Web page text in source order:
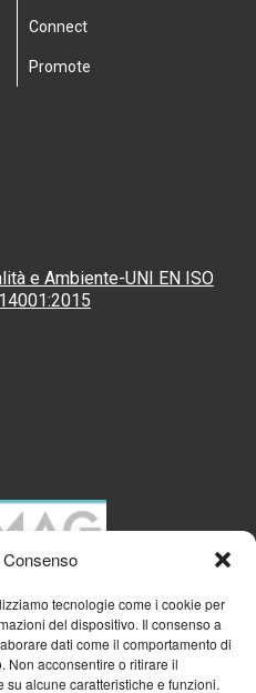
tecnologie come i cookie per
del dispositivo. Il consenso a
dati come il comportamento di
Non acconsentire o ritirare il
alcune caratteristiche e funzioni.
Connect
Promote
e Ambiente-UNI EN ISO